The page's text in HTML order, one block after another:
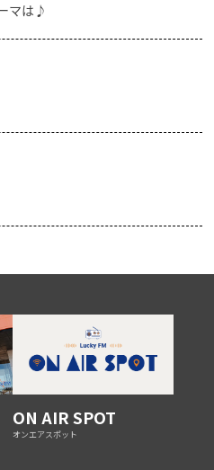
マは♪
ON AIR SPOT
オンエアスポット